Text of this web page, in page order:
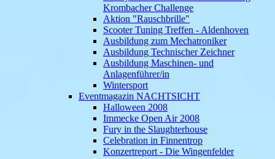
Krombacher Challenge
Aktion "Rauschbrille"
Scooter Tuning Treffen - Aldenhoven
Ausbildung zum Mechatroniker
Ausbildung Technischer Zeichner
Ausbildung Maschinen- und
Anlagenführer/in
Wintersport
Eventmagazin NACHTSICHT
Halloween 2008
Immecke Open Air 2008
Fury in the Slaughterhouse
Celebration in Finnentrop
Konzertreport - Die Wingenfelder